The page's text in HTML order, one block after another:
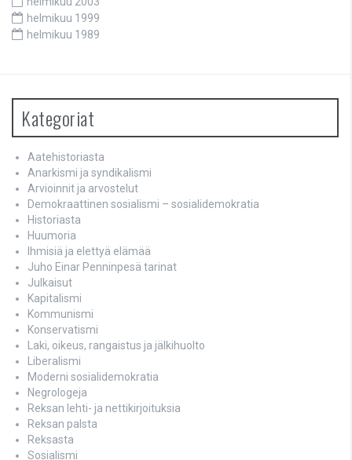
helmikuu 1999
helmikuu 1989
Kategoriat
Aatehistoriasta
Anarkismi ja syndikalismi
Arvioinnit ja arvostelut
Demokraattinen sosialismi – sosialidemokratia
Historiasta
Huumoria
Ihmisiä ja elettyä elämää
Juho Einar Penninpesä tarinat
Julkaisut
Kapitalismi
Kommunismi
Konservatismi
Laki, oikeus, rangaistus ja jälkihuolto
Liberalismi
Moderni sosialidemokratia
Negrologeja
Reksan lehti- ja nettikirjoituksia
Reksan palsta
Reksasta
Sosialismi